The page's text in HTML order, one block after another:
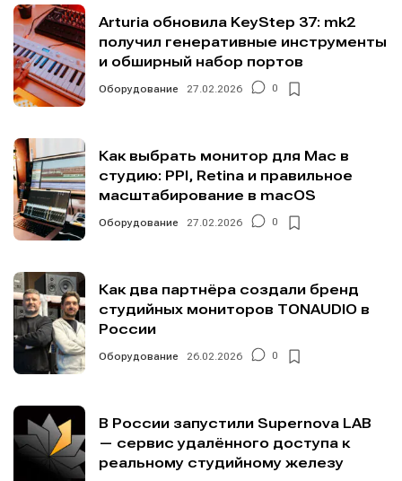
Arturia обновила KeyStep 37: mk2
получил генеративные инструменты
и обширный набор портов
Оборудование 27.02.2026 0
Как выбрать монитор для Mac в
студию: PPI, Retina и правильное
масштабирование в macOS
Оборудование 27.02.2026 0
Как два партнёра создали бренд
студийных мониторов TONAUDIO в
России
Оборудование 26.02.2026 0
В России запустили Supernova LAB
— сервис удалённого доступа к
реальному студийному железу